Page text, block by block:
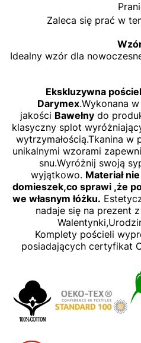
Zaleca się prać w
Idealny wzór dla
Ekskluzywna
Darymex.Wykonana w
jakości Bawełnydo
klasyczny splot
wytrzymałością.Tkanina w
unikalnymi wzorami
snu.Wyróżnij swoją
wyjątkowo. Materiał
domieszek,co sprawi ,że
we własnym łóżku.
nadaje się na prezent
Komplety pościeli
posiadających certyfikat